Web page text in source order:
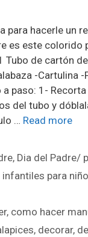
para hacerle un
es este colorido
Tubo de cartón
-Cartulina
paso: 1-
del tubo y
… Read more
, Dia del Padre/
para
, como hacer
, decorar,